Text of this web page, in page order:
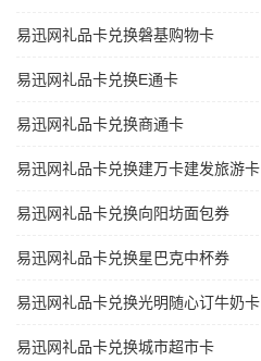
易迅网礼品卡兑换磐基购物卡
易迅网礼品卡兑换E通卡
易迅网礼品卡兑换商通卡
易迅网礼品卡兑换建万卡建发旅游卡
易迅网礼品卡兑换向阳坊面包券
易迅网礼品卡兑换星巴克中杯券
易迅网礼品卡兑换光明随心订牛奶卡
易迅网礼品卡兑换城市超市卡